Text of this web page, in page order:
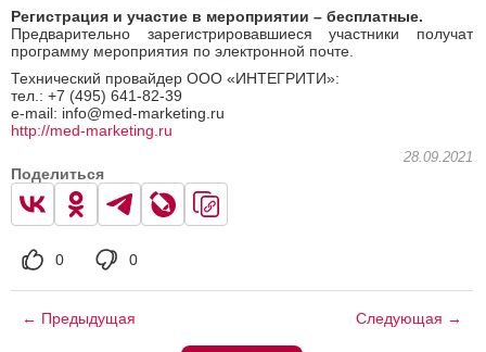
Регистрация и участие в мероприятии – бесплатные.
Предварительно зарегистрировавшиеся участники получат
программу мероприятия по электронной почте.
Технический провайдер ООО «ИНТЕГРИТИ»:
тел.: +7 (495) 641-82-39
e-mail: info@med-marketing.ru
http://med-marketing.ru
28.09.2021
Поделиться
0 0
← Предыдущая Следующая →